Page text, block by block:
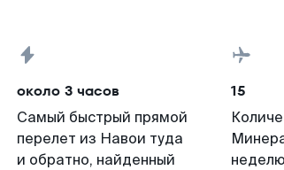
около 3 часов
Самый быстрый прямой
перелет из Навои туда
и обратно, найденный
15
неделю